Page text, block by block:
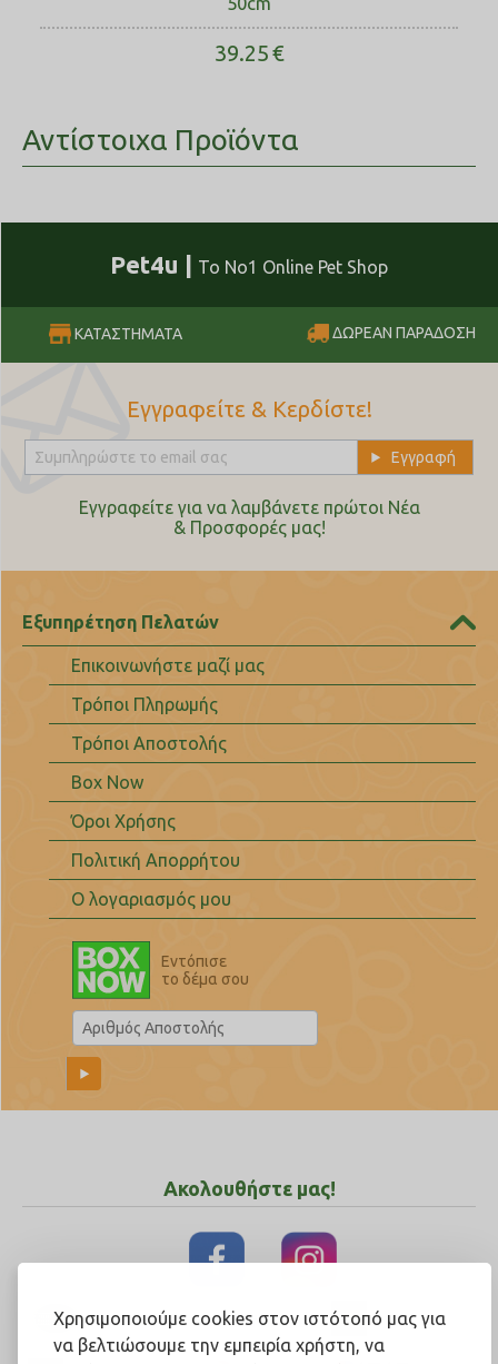
Χρησιμοποιούμε cookies στον ιστότοπό μας για
να βελτιώσουμε την εμπειρία χρήστη, να
39.25€
Αντίστοιχα Προϊόντα
Pet4u | Το No1 Online Pet Shop
ΚΑΤΑΣΤΗΜΑΤΑ ΔΩΡΕΑΝ ΠΑΡΑΔΟΣΗ
Εγγραφείτε & Κερδίστε!
Εγγραφείτε για να λαμβάνετε πρώτοι Nέα
& Προσφορές μας!
Εξυπηρέτηση Πελατών
Επικοινωνήστε μαζί μας
Τρόποι Πληρωμής
Τρόποι Αποστολής
Box Now
Όροι Χρήσης
Πολιτική Απορρήτου
Ο λογαριασμός μου
Εντόπισε
το δέμα σου
Ακολουθήστε μας!